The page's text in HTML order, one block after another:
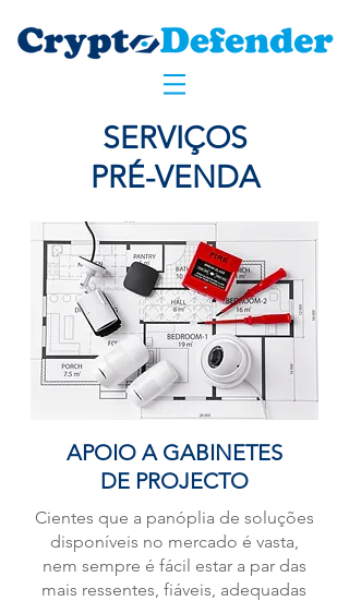
SERVIÇOS
PRÉ-VENDA
APOIO A GABINETES
DE PROJECTO
Cientes que a panóplia de soluções
disponíveis no mercado é vasta,
nem sempre é fácil estar a par das
mais ressentes, fiáveis, adequadas